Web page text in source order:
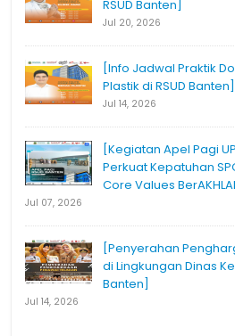
RSUD Banten]
Jul 20, 2026
[Info Jadwal Praktik
Plastik di RSUD Banten]
Jul 14, 2026
[Kegiatan Apel Pagi
Perkuat Kepatuhan
Core Values
Jul 07, 2026
[Penyerahan
di Lingkungan Dinas
Banten]
Jul 14, 2026